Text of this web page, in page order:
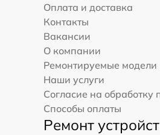
Оплата и доставка
Контакты
Вакансии
О компании
Ремонтируемые модели
Наши услуги
Согласие на
Способы оплаты
Ремонт